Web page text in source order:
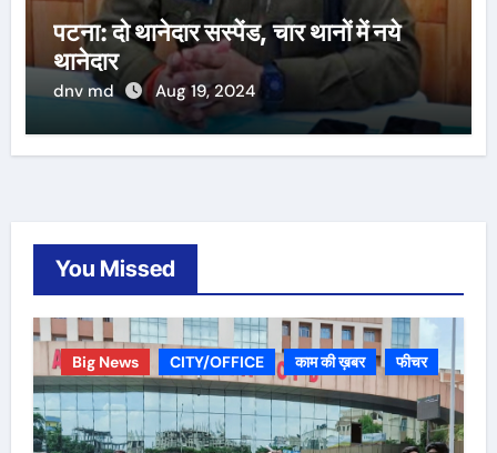
पटना: दो थानेदार सस्पेंड, चार थानों में नये
थानेदार
dnv md Aug 19, 2024
You Missed
Big News CITY/OFFICE काम की ख़बर फीचर